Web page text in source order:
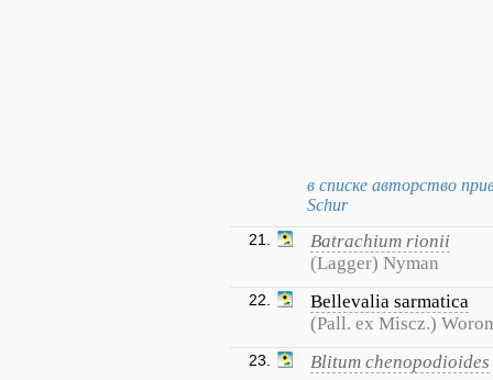
в списке авторство
Schur
21.
Batrachium rionii
(Lagger) Nyman
22.
Bellevalia sarmatica
(Pall. ex Miscz.)
23. Blitum chenopodioides